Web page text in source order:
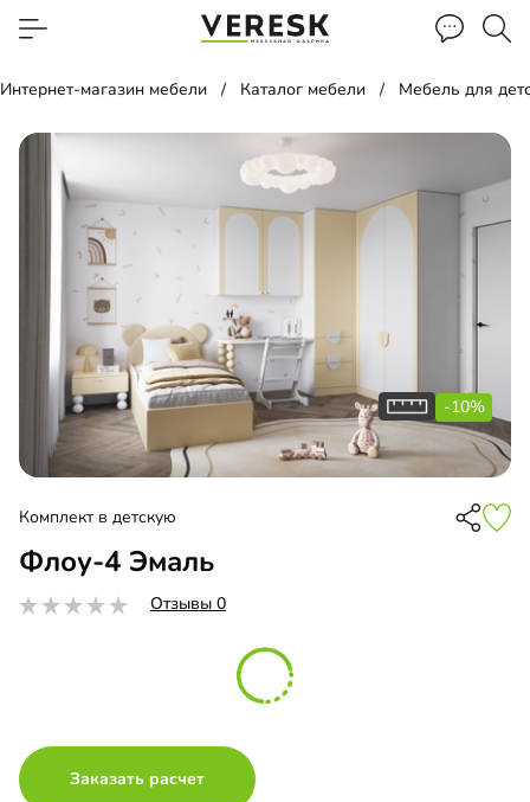
Интернет-магазин мебели Каталог мебели Мебель для
-10%
Комплект в детскую
Флоу-4 Эмаль
Отзывы 0
Заказать расчет